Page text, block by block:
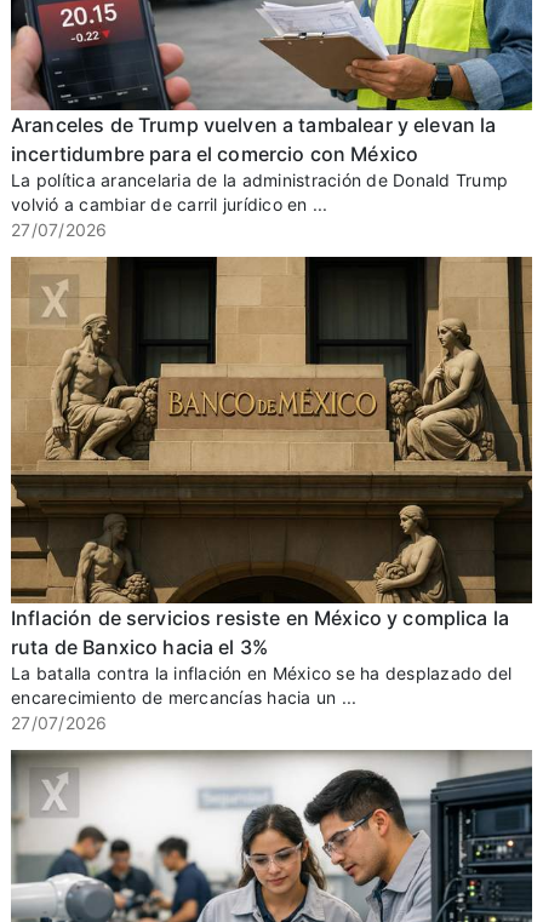
Aranceles de Trump vuelven a tambalear y elevan la
incertidumbre para el comercio con México
La política arancelaria de la administración de Donald Trump
volvió a cambiar de carril jurídico en ...
27/07/2026
Inflación de servicios resiste en México y complica la
ruta de Banxico hacia el 3%
La batalla contra la inflación en México se ha desplazado del
encarecimiento de mercancías hacia un ...
27/07/2026